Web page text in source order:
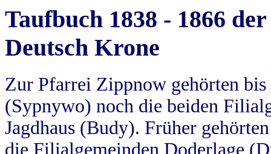
Taufbuch 1838 - 1866
Deutsch Krone
Zur Pfarrei Zippnow gehörten
(Sypnywo) noch die beiden
Jagdhaus (Budy). Früher
die Filialgemeinden Doderlage